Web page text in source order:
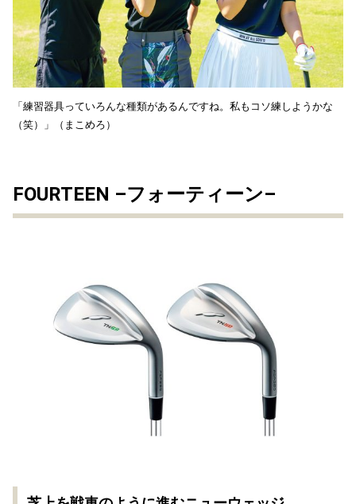
「練習器具っていろんな種類があるんですね。私もコソ練しようかな
（笑）」（まこめろ）
FOURTEEN –フォーティーン–